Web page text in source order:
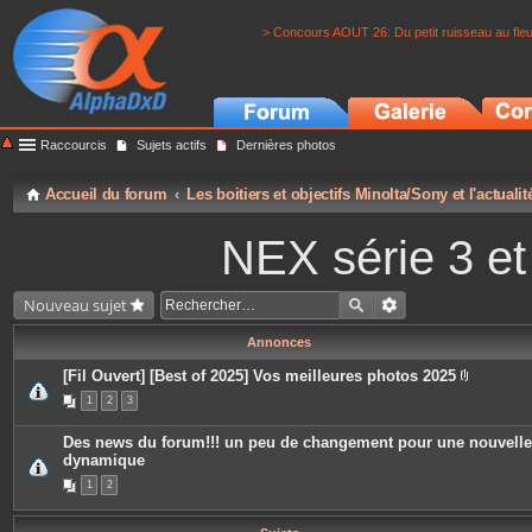
> Concours AOUT 26: Du petit ruisseau au
Raccourcis Sujets actifs Dernières photos
Accueil du forum Les boitiers et objectifs Minolta/Sony et
NEX série 3
Nouveau sujet
Annonces
[Fil Ouvert] [Best of 2025] Vos meilleures photos 2025
c
e
n
1 2 3
Des news du forum!!! un peu de changement pour une nouvelle
dynamique
1 2